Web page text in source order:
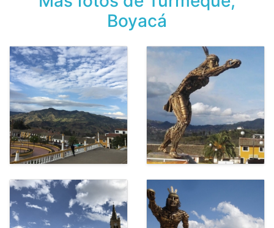
Boyacá